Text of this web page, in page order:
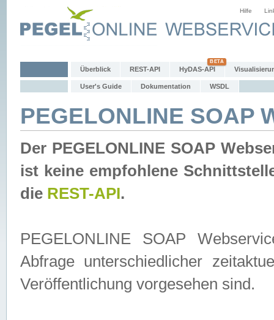
Hilfe
Überblick REST-API HyDAS-API
User's Guide Dokumentation WSDL
PEGELONLINE SOAP
Der PEGELONLINE SOAP
ist keine empfohlene
die REST-API.
PEGELONLINE SOAP
Abfrage unterschiedlicher
Veröffentlichung vorgesehen sind.